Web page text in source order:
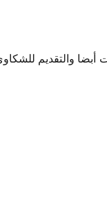
أبضا والتقديم